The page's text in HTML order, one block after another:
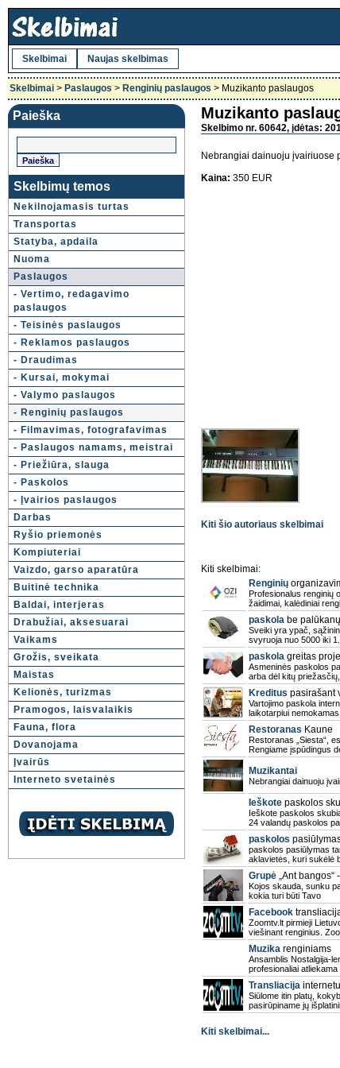
Skelbimai Naujas skelbimas
Skelbimai > Paslaugos > Renginių paslaugos > Muzikanto paslaugos
Paieška
Skelbimų temos
Nekilnojamasis turtas
Transportas
Statyba, apdaila
Nuoma
Paslaugos
- Vertimo, redagavimo
paslaugos
- Teisinės paslaugos
- Reklamos paslaugos
- Draudimas
- Kursai, mokymai
- Valymo paslaugos
- Renginių paslaugos
- Filmavimas, fotografavimas
- Paslaugos namams, meistrai
- Priežiūra, slauga
- Paskolos
- Įvairios paslaugos
Darbas
Ryšio priemonės
Kompiuteriai
Vaizdo, garso aparatūra
Buitinė technika
Baldai, interjeras
Drabužiai, aksesuarai
Vaikams
Grožis, sveikata
Maistas
Kelionės, turizmas
Pramogos, laisvalaikis
Fauna, flora
Dovanojama
Įvairūs
Interneto svetainės
Muzikanto
Skelbimo nr. 60642, įdėtas:
Nebrangiai dainuoju įvairiuose
Kaina: 350 EUR
Kiti šio autoriaus skelbimai
Kiti skelbimai:
Renginių
Profesionalus renginių
žaidimai, kalėdiniai
paskola be
Sveiki yra ypač,
svyruoja nuo 5000 iki
paskola greitas
Asmeninės paskolos
arba dėl kitų
Kreditus pasirašant
Vartojimo paskola
laikotarpiui
Restoranas Kaune
Restoranas „Siesta“,
Rengiame įspūdingus
Muzikantai
Nebrangiai dainuoju
Ieškote paskolos
Ieškote paskolos
24 valandų paskolos
paskolos
paskolos pasiūlymas
aklavietės, kuri sukėlė
Grupė „Ant
Kojos skauda, sunku
kokia turi būti Tavo
Facebook
Zoomtv.lt pirmieji
viešinant renginius.
Muzika renginiams
Ansamblis Nostalgija-
profesionaliai
Transliacija internetu
Siūlome itin platų,
pasirūpiname jų
Kiti skelbimai...